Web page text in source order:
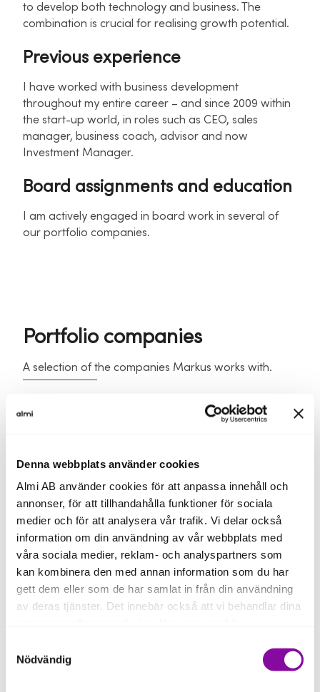
Denna webbplats använder cookies
Almi AB använder cookies för att anpassa innehåll och
annonser, för att tillhandahålla funktioner för sociala
medier och för att analysera vår trafik. Vi delar också
information om din användning av vår webbplats med
våra sociala medier, reklam- och analyspartners som
kan kombinera den med annan information som du har
gett dem eller som de har samlat in från din användning
av deras tjänster. Det innebär också att vi behandlar dina
Om du klickar på avvisa kommer användning av kakor
eller delning av information enligt ovan, inte att ske,
Nödvändig
to develop both technology and business. The
combination is crucial for realising growth potential.
Previous experience
I have worked with business development
throughout my entire career – and since 2009 within
the start-up world, in roles such as CEO, sales
manager, business coach, advisor and now
Investment Manager.
Board assignments and education
I am actively engaged in board work in several of
our portfolio companies.
Portfolio companies
A selection of the companies Markus works with.
Airolit
Våra portföljbolag
Njord Medtech